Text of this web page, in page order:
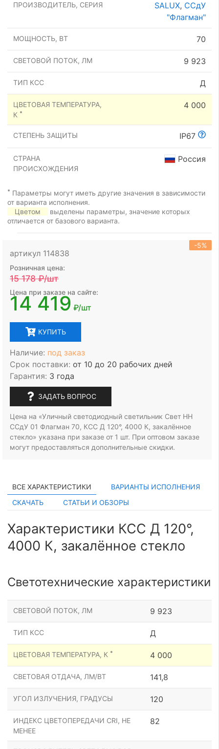
ПРОИЗВОДИТЕЛЬ, СЕРИЯ SALUX, ССдУ
"Флагман"
МОЩНОСТЬ, ВТ 70
СВЕТОВОЙ ПОТОК, ЛМ 9 923
ТИП КСС Д
ЦВЕТОВАЯ ТЕМПЕРАТУРА,
К *
4 000
СТЕПЕНЬ ЗАЩИТЫ IP67
СТРАНА
ПРОИСХОЖДЕНИЯ
Россия
* Параметры могут иметь другие значения в зависимости
от варианта исполнения.
Цветом
выделены параметры, значение которых
отличается от базового варианта.
артикул 114838
-5%
Розничная цена:
15 178₽/шт
Цена при заказе на сайте:
14 419 ₽/шт
КУПИТЬ
Наличие: под заказ
Срок поставки: от 10 до 20 рабочих дней
Гарантия: 3 года
ЗАДАТЬ ВОПРОС
Цена на «Уличный светодиодный светильник Свет НН
ССдУ 01 Флагман 70, КСС Д 120°, 4000 К, закалённое
стекло» указана при заказе от 1 шт. При оптовом заказе
могут предоставляться дополнительные скидки.
ВСЕ ХАРАКТЕРИСТИКИ
ВАРИАНТЫ ИСПОЛНЕНИЯ
СКАЧАТЬ
СТАТЬИ И ОБЗОРЫ
Характеристики КСС Д 120°,
4000 К, закалённое стекло
Светотехнические характеристики
СВЕТОВОЙ ПОТОК, ЛМ 9 923
ТИП КСС Д
ЦВЕТОВАЯ ТЕМПЕРАТУРА, К * 4 000
СВЕТОВАЯ ОТДАЧА, ЛМ/ВТ 141,8
УГОЛ ИЗЛУЧЕНИЯ, ГРАДУСЫ 120
ИНДЕКС ЦВЕТОПЕРЕДАЧИ CRI, НЕ
МЕНЕЕ
82